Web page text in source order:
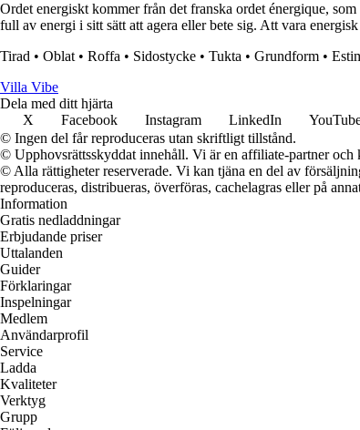
Ordet energiskt kommer från det franska ordet énergique,
full av energi i sitt sätt att agera eller bete sig. Att vara
Tirad • Oblat • Roffa • Sidostycke • Tukta • Grundform •
Villa Vibe
Dela med ditt hjärta
X
Facebook Instagram LinkedIn
© Ingen del får reproduceras utan skriftligt tillstånd.
© Upphovsrättsskyddat innehåll. Vi är en affiliate-partner
© Alla rättigheter reserverade. Vi kan tjäna en del av
reproduceras, distribueras, överföras, cachelagras eller på
Information
Gratis nedladdningar
Erbjudande priser
Uttalanden
Guider
Förklaringar
Inspelningar
Medlem
Användarprofil
Service
Ladda
Kvaliteter
Verktyg
Grupp